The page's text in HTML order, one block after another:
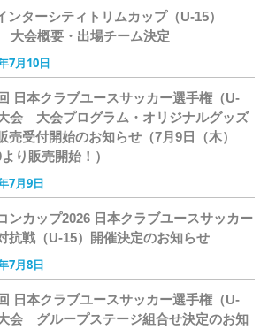
ンターシティトリムカップ（U-15）
大会概要・出場チーム決定
7月10日
日本クラブユースサッカー選手権（U-
会 大会プログラム・オリジナルグッズ
売受付開始のお知らせ（7月9日（木）
り販売開始！）
7月9日
ンカップ2026 日本クラブユースサッカー
抗戦（U-15）開催決定のお知らせ
7月8日
日本クラブユースサッカー選手権（U-
会 グループステージ組合せ決定のお知